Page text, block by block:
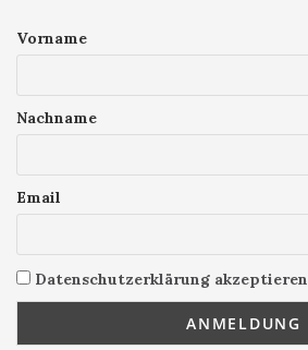
Vorname
Nachname
Email
Datenschutzerklärung akzeptieren